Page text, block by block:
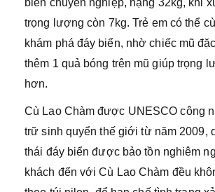
biển chuyên nghiệp, nặng 32kg, khi
trọng lượng còn 7kg. Trẻ em có thể
khám phá đáy biển, nhờ chiếc mũ
thêm 1 quả bóng trên mũ giúp trọng
hơn.
Cù Lao Chàm được UNESCO công
trữ sinh quyển thế giới từ năm 2009,
thái đáy biển được bảo tồn nghiêm
khách đến với Cù Lao Chàm đều